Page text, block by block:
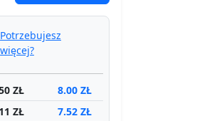
Potrzebujesz
więcej?
ZŁ 8.00 ZŁ
ZŁ 7.52 ZŁ